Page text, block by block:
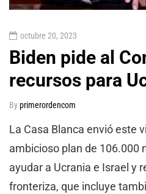
octubre 20, 2023
Biden pide al
recursos para
Byprimerordencom
La Casa Blanca envió este
ambicioso plan de 106.000
ayudar a Ucrania e Israel y
fronteriza, que incluye